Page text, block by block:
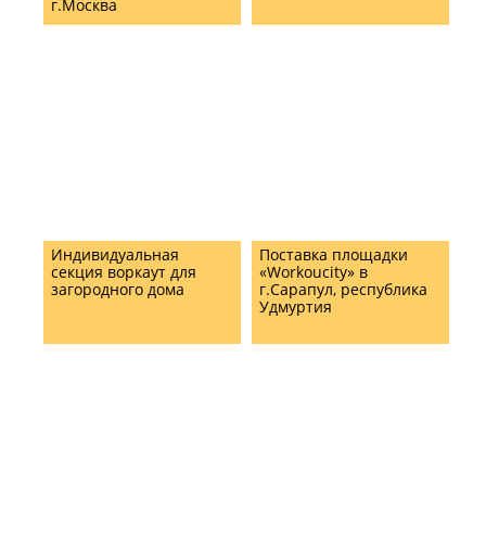
г.Москва
Индивидуальная
секция воркаут для
загородного дома
Поставка площадки
«Workoucity» в
г.Сарапул, республика
Удмуртия